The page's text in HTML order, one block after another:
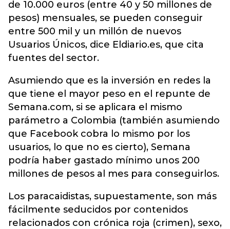
de 10.000 euros (entre 40 y 50 millones de
pesos) mensuales, se pueden conseguir
entre 500 mil y un millón de nuevos
Usuarios Únicos, dice Eldiario.es, que cita
fuentes del sector.
Asumiendo que es la inversión en redes la
que tiene el mayor peso en el repunte de
Semana.com, si se aplicara el mismo
parámetro a Colombia (también asumiendo
que Facebook cobra lo mismo por los
usuarios, lo que no es cierto), Semana
podría haber gastado mínimo unos 200
millones de pesos al mes para conseguirlos.
Los paracaidistas, supuestamente, son más
fácilmente seducidos por contenidos
relacionados con crónica roja (crimen), sexo,